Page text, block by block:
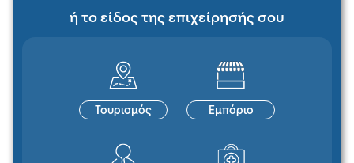
ή το είδος της επιχείρησής σου
Τουρισμός Εμπόριο